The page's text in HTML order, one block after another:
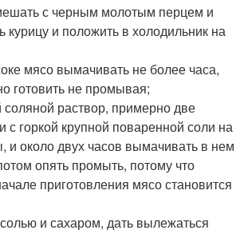
с черным молотым перцем и
курицу и положить в холодильник на
мясо вымачивать не более часа,
готовить не промывая;
соляной раствор, примерно две
с горкой крупной поваренной соли на
и около двух часов вымачивать в нем
опять промыть, потому что
приготовления мясо становится
и сахаром, дать вылежаться